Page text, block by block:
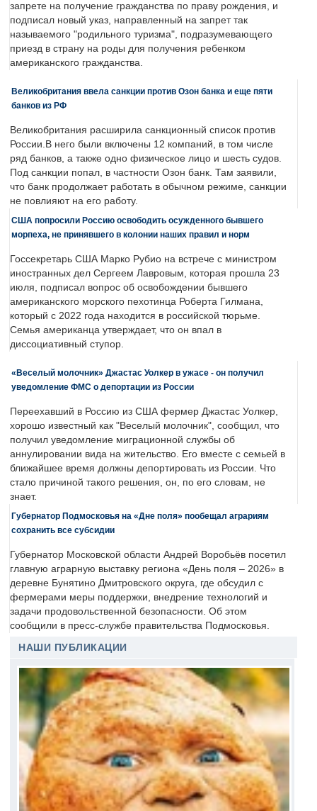
запрете на получение гражданства по праву рождения, и
подписал новый указ, направленный на запрет так
называемого "родильного туризма", подразумевающего
приезд в страну на роды для получения ребенком
американского гражданства.
Великобритания ввела санкции против Озон банка и еще пяти
банков из РФ
Великобритания расширила санкционный список против
России.В него были включены 12 компаний, в том числе
ряд банков, а также одно физическое лицо и шесть судов.
Под санкции попал, в частности Озон банк. Там заявили,
что банк продолжает работать в обычном режиме, санкции
не повлияют на его работу.
США попросили Россию освободить осужденного бывшего
морпеха, не принявшего в колонии наших правил и норм
Госсекретарь США Марко Рубио на встрече с министром
иностранных дел Сергеем Лавровым, которая прошла 23
июля, подписал вопрос об освобождении бывшего
американского морского пехотинца Роберта Гилмана,
который с 2022 года находится в российской тюрьме.
Семья американца утверждает, что он впал в
диссоциативный ступор.
«Веселый молочник» Джастас Уолкер в ужасе - он получил
уведомление ФМС о депортации из России
Переехавший в Россию из США фермер Джастас Уолкер,
хорошо известный как "Веселый молочник", сообщил, что
получил уведомление миграционной службы об
аннулировании вида на жительство. Его вместе с семьей в
ближайшее время должны депортировать из России. Что
стало причиной такого решения, он, по его словам, не
знает.
Губернатор Подмосковья на «Дне поля» пообещал аграриям
сохранить все субсидии
Губернатор Московской области Андрей Воробьёв посетил
главную аграрную выставку региона «День поля – 2026» в
деревне Бунятино Дмитровского округа, где обсудил с
фермерами меры поддержки, внедрение технологий и
задачи продовольственной безопасности. Об этом
сообщили в пресс-службе правительства Подмосковья.
НАШИ ПУБЛИКАЦИИ